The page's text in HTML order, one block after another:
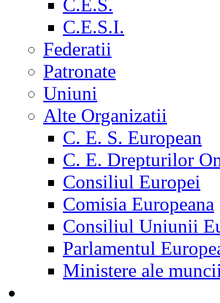
C.E.S.
C.E.S.I.
Federatii
Patronate
Uniuni
Alte Organizatii
C. E. S. European
C. E. Drepturilor
Consiliul Europei
Comisia Europeana
Consiliul Uniunii
Parlamentul
Ministere ale